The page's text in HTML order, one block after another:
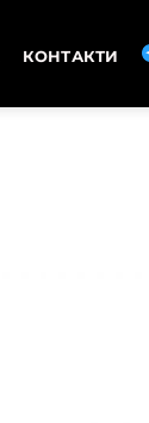
КОНТАКТИ